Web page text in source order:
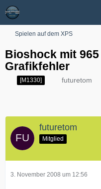
Spielen auf dem XPS
Bioshock mit
Grafikfehler
[M1330] futuretom
futuretom
Mitglied
3. November 2008 um 12:56